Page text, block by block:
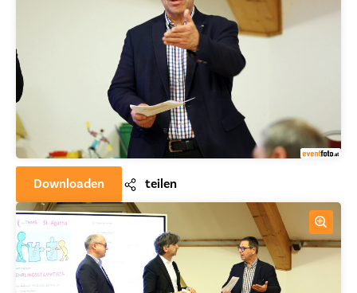
Downloaden teilen